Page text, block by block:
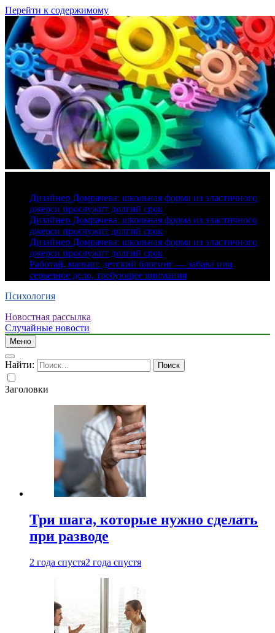
Перейти к содержимому
Дизайнер Домрачева: школьная форма из эластичного
джерси прослужит долгий срок
Дизайнер Домрачева: школьная форма из эластичного
джерси прослужит долгий срок
Дизайнер Домрачева: школьная форма из эластичного
джерси прослужит долгий срок
Работай, малыш: детский блогинг — забава или
серьезное дело, требующее внимания
Психология
Новостная рассылка
Случайные новости
Меню
Найти:
Заголовки
Три шага, которые нужно сделать
при разводе
2 года спустя2 года спустя